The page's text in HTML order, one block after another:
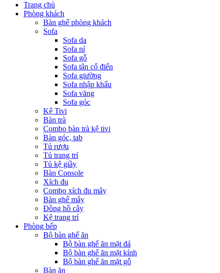
Trang chủ
Phòng khách
Bàn ghế phòng khách
Sofa
Sofa da
Sofa nỉ
Sofa gỗ
Sofa tân cổ điển
Sofa giường
Sofa nhập khẩu
Sofa văng
Sofa góc
Kệ Tivi
Bàn trà
Combo bàn trà kệ tivi
Bàn góc, tab
Tủ rượu
Tủ trang trí
Tủ kệ giầy
Bàn Console
Xích đu
Combo xích đu mây
Bàn ghế mây
Đồng hồ cây
Kệ trang trí
Phòng bếp
Bộ bàn ghế ăn
Bộ bàn ghế ăn mặt đá
Bộ bàn ghế ăn mặt kính
Bộ bàn ghế ăn mặt gỗ
Bàn ăn